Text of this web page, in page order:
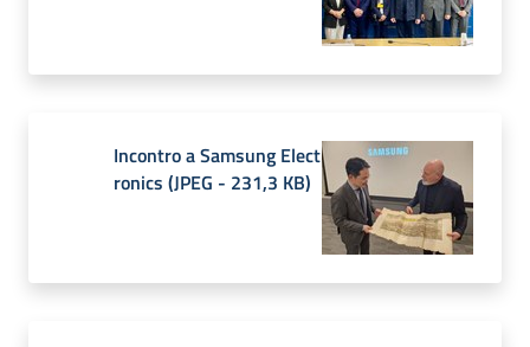
Incontro a Samsung Elect
ronics (JPEG - 231,3 KB)